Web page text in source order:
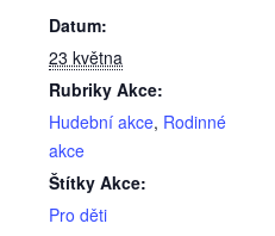
Datum:
23 května
Rubriky Akce:
Hudební akce, Rodinné
akce
Štítky Akce:
Pro děti